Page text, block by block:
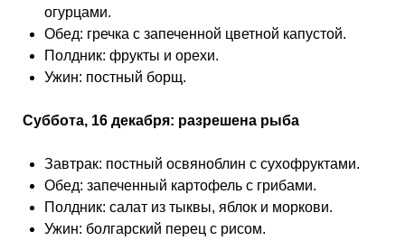
огурцами.
Обед: гречка с запеченной цветной капустой.
Полдник: фрукты и орехи.
Ужин: постный борщ.
Суббота, 16 декабря: разрешена рыба
Завтрак: постный освяноблин с сухофруктами.
Обед: запеченный картофель с грибами.
Полдник: салат из тыквы, яблок и моркови.
Ужин: болгарский перец с рисом.